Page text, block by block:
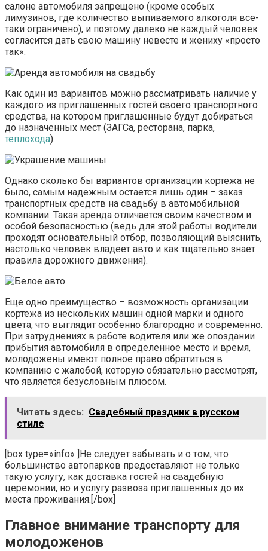
салоне автомобиля запрещено (кроме особых
лимузинов, где количество выпиваемого алкоголя все-
таки ограничено), и поэтому далеко не каждый человек
согласится дать свою машину невесте и жениху «просто
так».
Как один из вариантов можно рассматривать наличие у
каждого из приглашенных гостей своего транспортного
средства, на котором приглашенные будут добираться
до назначенных мест (ЗАГСа, ресторана, парка,
теплохода).
Однако сколько бы вариантов организации кортежа не
было, самым надежным остается лишь один – заказ
транспортных средств на свадьбу в автомобильной
компании. Такая аренда отличается своим качеством и
особой безопасностью (ведь для этой работы водители
проходят основательный отбор, позволяющий выяснить,
настолько человек владеет авто и как тщательно знает
правила дорожного движения).
Еще одно преимущество – возможность организации
кортежа из нескольких машин одной марки и одного
цвета, что выглядит особенно благородно и современно.
При затруднениях в работе водителя или же опоздании
прибытия автомобиля в определенное место и время,
молодожены имеют полное право обратиться в
компанию с жалобой, которую обязательно рассмотрят,
что является безусловным плюсом.
Читать здесь: Свадебный праздник в русском
стиле
[box type=»info» ]Не следует забывать и о том, что
большинство автопарков предоставляют не только
такую услугу, как доставка гостей на свадебную
церемонии, но и услугу развоза приглашенных до их
места проживания.[/box]
Главное внимание транспорту для
молодоженов